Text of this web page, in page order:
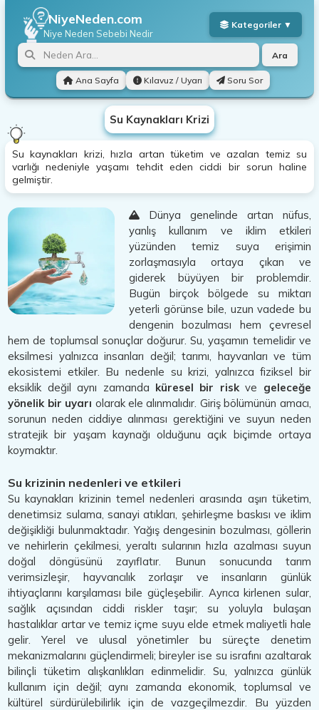
NiyeNeden.com
Niye Neden Sebebi Nedir
Ana Sayfa Kılavuz / Uyarı Soru Sor
Ara
Su Kaynakları Krizi
Su kaynakları krizi, hızla artan tüketim ve azalan temiz su
varlığı nedeniyle yaşamı tehdit eden ciddi bir sorun haline
gelmiştir.
Dünya genelinde artan nüfus,
yanlış kullanım ve iklim etkileri
yüzünden temiz suya erişimin
zorlaşmasıyla ortaya çıkan ve
giderek büyüyen bir problemdir.
Bugün birçok bölgede su miktarı
yeterli görünse bile, uzun vadede bu
dengenin bozulması hem çevresel
hem de toplumsal sonuçlar doğurur. Su, yaşamın temelidir ve
eksilmesi yalnızca insanları değil; tarımı, hayvanları ve tüm
ekosistemi etkiler. Bu nedenle su krizi, yalnızca fiziksel bir
eksiklik değil aynı zamanda küresel bir riskve geleceğe
yönelik bir uyarı olarak ele alınmalıdır. Giriş bölümünün amacı,
sorunun neden ciddiye alınması gerektiğini ve suyun neden
stratejik bir yaşam kaynağı olduğunu açık biçimde ortaya
koymaktır.
Su krizinin nedenleri ve etkileri
Su kaynakları krizinin temel nedenleri arasında aşırı tüketim,
denetimsiz sulama, sanayi atıkları, şehirleşme baskısı ve iklim
değişikliği bulunmaktadır. Yağış dengesinin bozulması, göllerin
ve nehirlerin çekilmesi, yeraltı sularının hızla azalması suyun
doğal döngüsünü zayıflatır. Bunun sonucunda tarım
verimsizleşir, hayvancılık zorlaşır ve insanların günlük
ihtiyaçlarını karşılaması bile güçleşebilir. Ayrıca kirlenen sular,
sağlık açısından ciddi riskler taşır; su yoluyla bulaşan
hastalıklar artar ve temiz içme suyu elde etmek maliyetli hale
gelir. Yerel ve ulusal yönetimler bu süreçte denetim
mekanizmalarını güçlendirmeli; bireyler ise su israfını azaltarak
bilinçli tüketim alışkanlıkları edinmelidir. Su, yalnızca günlük
kullanım için değil; aynı zamanda ekonomik, toplumsal ve
kültürel sürdürülebilirlik için de vazgeçilmezdir. Bu yüzden